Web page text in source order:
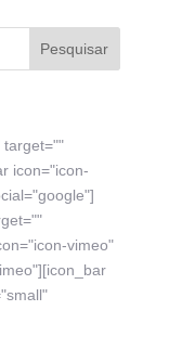
target=""
icon="icon-
vimeo"